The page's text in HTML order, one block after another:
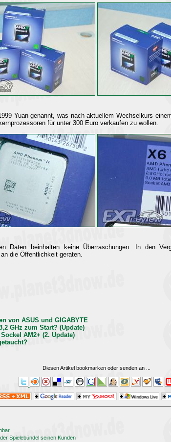
Yuan genannt, was nach aktuellem Wechselkurs
für unter 300 Euro verkaufen zu wollen.
Daten beinhalten keine Überraschungen. In den
die Öffentlichkeit geraten.
von ASUS und GIGABYTE
GHz zum Start? (Update)
AM2+ (2. Update)
Diesen Artikel bookmarken oder senden an
Spielebündel seinen Kunden